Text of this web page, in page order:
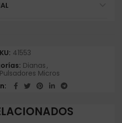
41553
Dianas,
Micros